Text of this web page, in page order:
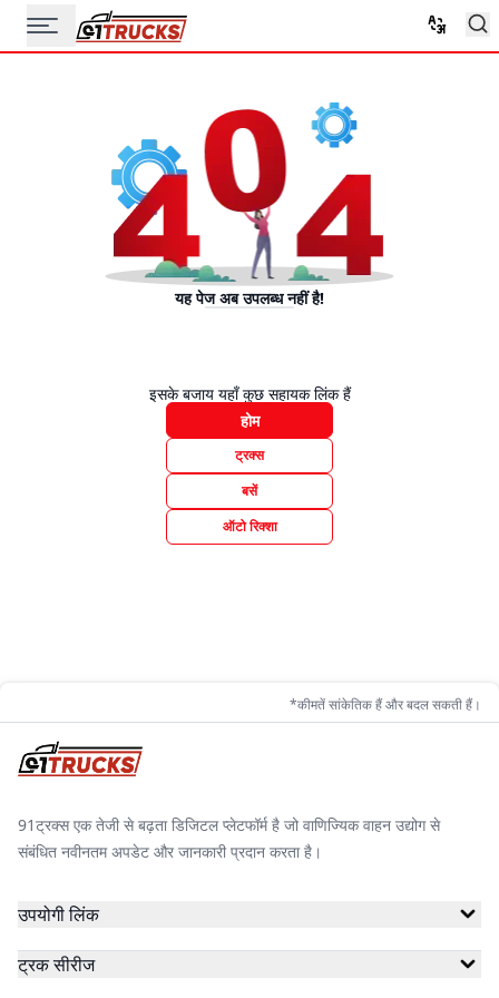
यह पेज अब उपलब्ध नहीं है!
इसके बजाय यहाँ कुछ सहायक लिंक हैं
होम
ट्रक्स
बसें
ऑटो रिक्शा
*कीमतें सांकेतिक हैं और बदल सकती हैं।
91ट्रक्स एक तेजी से बढ़ता डिजिटल प्लेटफॉर्म है जो वाणिज्यिक वाहन उद्योग से
संबंधित नवीनतम अपडेट और जानकारी प्रदान करता है।
उपयोगी लिंक
ट्रक सीरीज